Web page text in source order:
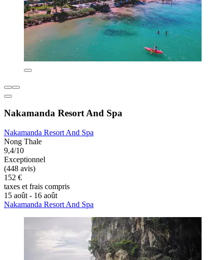
Nakamanda Resort And Spa
Nakamanda Resort And Spa
Nong Thale
9,4/10
Exceptionnel
(448 avis)
152 €
taxes et frais compris
15 août - 16 août
Nakamanda Resort And Spa